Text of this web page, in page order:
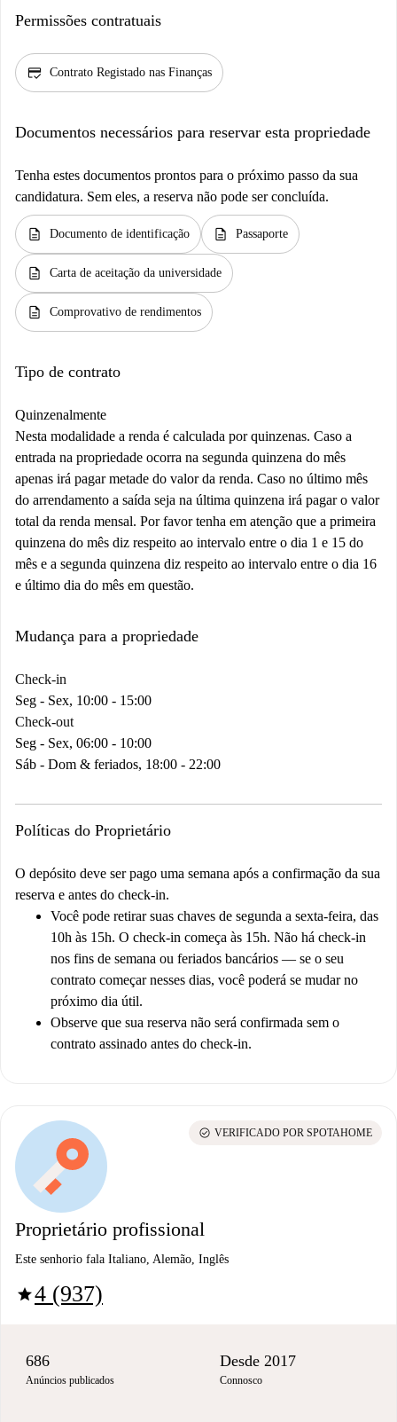
Permissões contratuais
credit_score Contrato Registado nas Finanças
Documentos necessários para reservar esta propriedade
Tenha estes documentos prontos para o próximo passo da sua
candidatura. Sem eles, a reserva não pode ser concluída.
description Documento de identificação description Passaporte
description Carta de aceitação da universidade
description Comprovativo de rendimentos
Tipo de contrato
Quinzenalmente
Nesta modalidade a renda é calculada por quinzenas. Caso a
entrada na propriedade ocorra na segunda quinzena do mês
apenas irá pagar metade do valor da renda. Caso no último mês
do arrendamento a saída seja na última quinzena irá pagar o valor
total da renda mensal. Por favor tenha em atenção que a primeira
quinzena do mês diz respeito ao intervalo entre o dia 1 e 15 do
mês e a segunda quinzena diz respeito ao intervalo entre o dia 16
e último dia do mês em questão.
Mudança para a propriedade
Check-in
Seg - Sex, 10:00 - 15:00
Check-out
Seg - Sex, 06:00 - 10:00
Sáb - Dom & feriados, 18:00 - 22:00
Políticas do Proprietário
O depósito deve ser pago uma semana após a confirmação da sua
reserva e antes do check-in.
Você pode retirar suas chaves de segunda a sexta-feira, das
10h às 15h. O check-in começa às 15h. Não há check-in
nos fins de semana ou feriados bancários — se o seu
contrato começar nesses dias, você poderá se mudar no
próximo dia útil.
Observe que sua reserva não será confirmada sem o
contrato assinado antes do check-in.
Proprietário profissional
Este senhorio fala Italiano, Alemão, Inglês
star4 (937)
check_circle VERIFICADO POR SPOTAHOME
686
Anúncios publicados
Desde 2017
Connosco